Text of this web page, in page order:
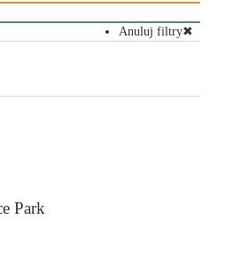
Anuluj filtry✖